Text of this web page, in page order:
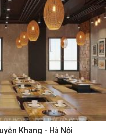
Khang - Hà Nội